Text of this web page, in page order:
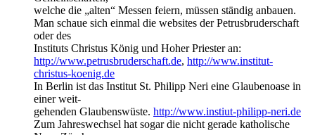
welche die „alten“ Messen feiern, müssen ständig anbauen.
Man schaue sich einmal die websites der Petrusbruderschaft
oder des
Instituts Christus König und Hoher Priester an:
http://www.petrusbruderschaft.de, http://www.institut-
christus-koenig.de
In Berlin ist das Institut St. Philipp Neri eine Glaubenoase in
einer weit-
gehenden Glaubenswüste. http://www.instiut-philipp-neri.de
Zum Jahreswechsel hat sogar die nicht gerade katholische